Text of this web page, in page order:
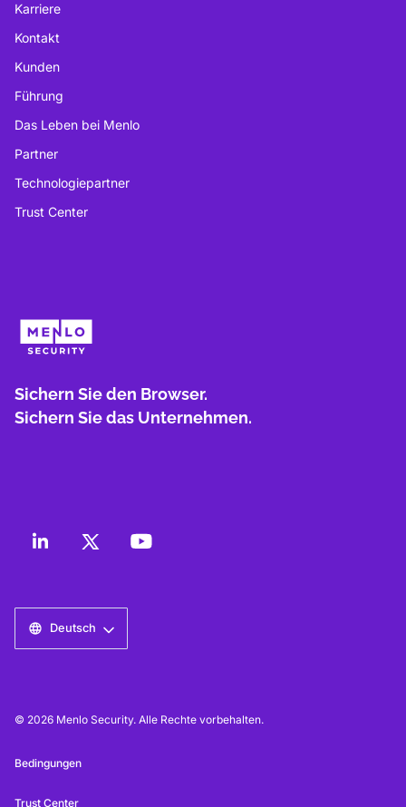
Karriere
Kontakt
Kunden
Führung
Das Leben bei Menlo
Partner
Technologiepartner
Trust Center
Sichern Sie den Browser.
Sichern Sie das Unternehmen.
Deutsch
© 2026 Menlo Security. Alle Rechte vorbehalten.
Bedingungen
Trust Center